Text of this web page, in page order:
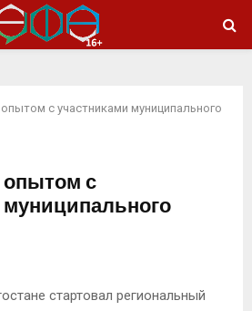
с участниками муниципального
с
стартовал региональный